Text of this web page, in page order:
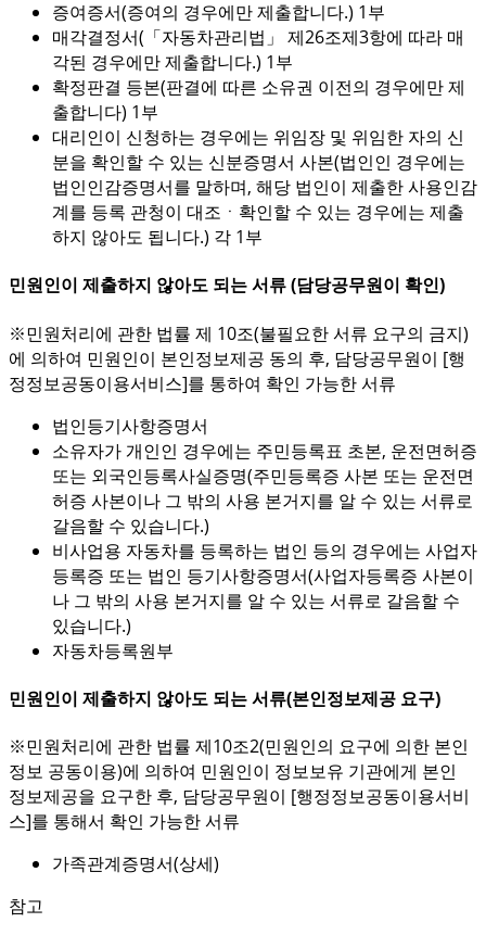
증여증서(증여의 경우에만 제출합니다.) 1부
매각결정서(「자동차관리법」 제26조제3항에 따라 매
각된 경우에만 제출합니다.) 1부
확정판결 등본(판결에 따른 소유권 이전의 경우에만 제
출합니다) 1부
대리인이 신청하는 경우에는 위임장 및 위임한 자의 신
분을 확인할 수 있는 신분증명서 사본(법인인 경우에는
법인인감증명서를 말하며, 해당 법인이 제출한 사용인감
계를 등록 관청이 대조ㆍ확인할 수 있는 경우에는 제출
하지 않아도 됩니다.) 각 1부
민원인이 제출하지 않아도 되는 서류 (담당공무원이 확인)
※민원처리에 관한 법률 제 10조(불필요한 서류 요구의 금지)
에 의하여 민원인이 본인정보제공 동의 후, 담당공무원이 [행
정정보공동이용서비스]를 통하여 확인 가능한 서류
법인등기사항증명서
소유자가 개인인 경우에는 주민등록표 초본, 운전면허증
또는 외국인등록사실증명(주민등록증 사본 또는 운전면
허증 사본이나 그 밖의 사용 본거지를 알 수 있는 서류로
갈음할 수 있습니다.)
비사업용 자동차를 등록하는 법인 등의 경우에는 사업자
등록증 또는 법인 등기사항증명서(사업자등록증 사본이
나 그 밖의 사용 본거지를 알 수 있는 서류로 갈음할 수
있습니다.)
자동차등록원부
민원인이 제출하지 않아도 되는 서류(본인정보제공 요구)
※민원처리에 관한 법률 제10조2(민원인의 요구에 의한 본인
정보 공동이용)에 의하여 민원인이 정보보유 기관에게 본인
정보제공을 요구한 후, 담당공무원이 [행정정보공동이용서비
스]를 통해서 확인 가능한 서류
가족관계증명서(상세)
참고